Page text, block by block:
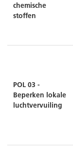
chemische
stoffen
POL 03 -
Beperken lokale
luchtvervuiling